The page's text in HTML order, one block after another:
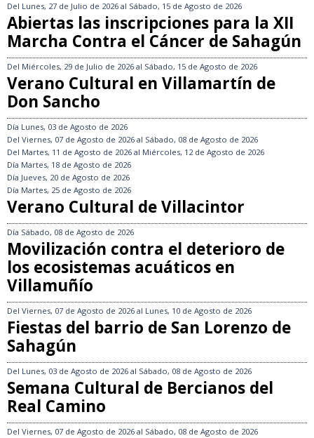
Del Lunes, 27 de Julio de 2026 al Sábado, 15 de Agosto de 2026
Abiertas las inscripciones para la XII
Marcha Contra el Cáncer de Sahagún
Del Miércoles, 29 de Julio de 2026 al Sábado, 15 de Agosto de 2026
Verano Cultural en Villamartín de
Don Sancho
Día Lunes, 03 de Agosto de 2026
Del Viernes, 07 de Agosto de 2026 al Sábado, 08 de Agosto de 2026
Del Martes, 11 de Agosto de 2026 al Miércoles, 12 de Agosto de 2026
Día Martes, 18 de Agosto de 2026
Día Jueves, 20 de Agosto de 2026
Día Martes, 25 de Agosto de 2026
Verano Cultural de Villacintor
Día Sábado, 08 de Agosto de 2026
Movilización contra el deterioro de
los ecosistemas acuáticos en
Villamuñío
Del Viernes, 07 de Agosto de 2026 al Lunes, 10 de Agosto de 2026
Fiestas del barrio de San Lorenzo de
Sahagún
Del Lunes, 03 de Agosto de 2026 al Sábado, 08 de Agosto de 2026
Semana Cultural de Bercianos del
Real Camino
Del Viernes, 07 de Agosto de 2026 al Sábado, 08 de Agosto de 2026